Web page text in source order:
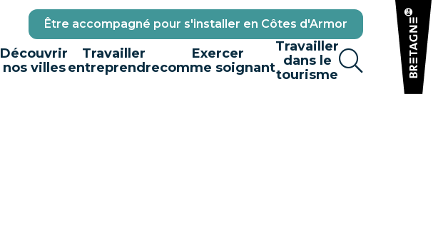
Être accompagné pour s'installer en Côtes d'Armor
Découvrir
nos villes
Travailler
entreprendre
Exercer
comme soignant
Travailler
dans le
tourisme